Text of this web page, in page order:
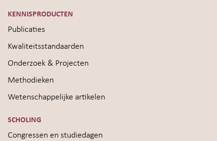
KENNISPRODUCTEN
Publicaties
Kwaliteitsstandaarden
Onderzoek & Projecten
Methodieken
Wetenschappelijke artikelen
SCHOLING
Congressen en studiedagen